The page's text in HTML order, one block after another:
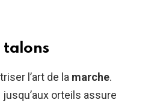
talons
l’art de la marche.
orteils assure